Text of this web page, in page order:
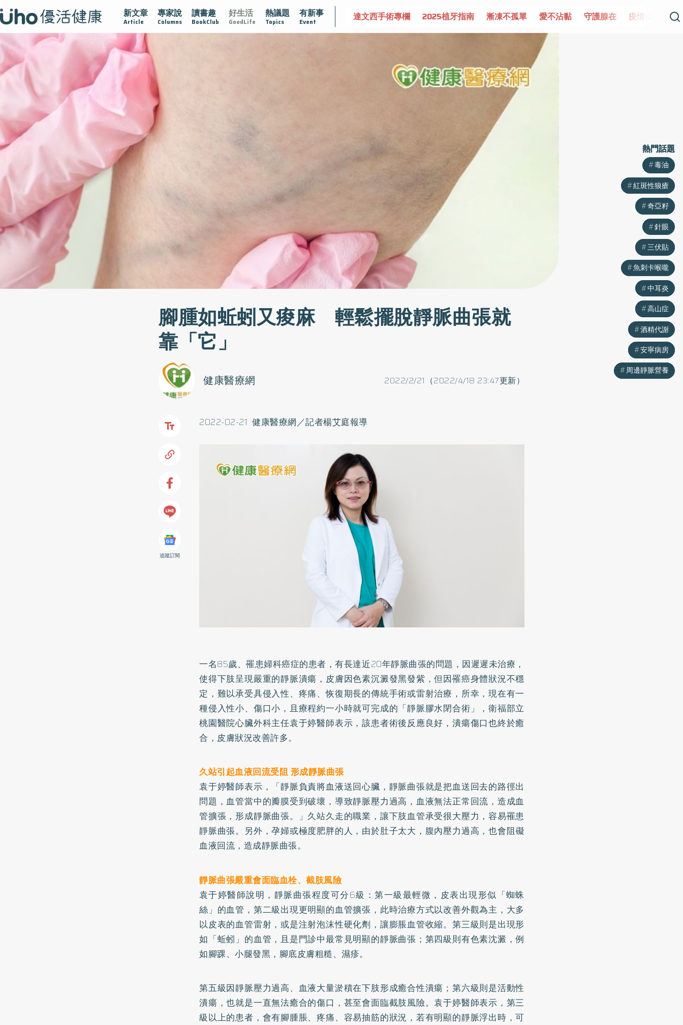
新文章
Article
專家說
Columns
讀書趣
BookClub
好生活
GoodLife
熱議題
Topics
有新事
Event
疫情保衛戰 再生醫學 愛的未來視 認識攝護腺肥大 守護骨骼健康 達文西手術專欄 2025植牙指南 漸凍不孤單 愛不沾黏 守護腺在 疫情保衛戰 再生醫學
腳腫如蚯蚓又痠麻 輕鬆擺脫靜脈曲張就
靠「它」
2022/2/21（2022/4/18 23:47更新）
健康醫療網
追蹤訂閱
2022-02-21 健康醫療網／記者楊艾庭報導
一名85歲、罹患婦科癌症的患者，有長達近20年靜脈曲張的問題，因遲遲未治療，
使得下肢呈現嚴重的靜脈潰瘍，皮膚因色素沉澱發黑發紫，但因罹癌身體狀況不穩
定，難以承受具侵入性、疼痛、恢復期長的傳統手術或雷射治療，所幸，現在有一
種侵入性小、傷口小，且療程約一小時就可完成的「靜脈膠水閉合術」，衛福部立
桃園醫院心臟外科主任袁于婷醫師表示，該患者術後反應良好，潰瘍傷口也終於癒
合，皮膚狀況改善許多。
久站引起血液回流受阻 形成靜脈曲張
袁于婷醫師表示，「靜脈負責將血液送回心臟，靜脈曲張就是把血送回去的路徑出
問題，血管當中的瓣膜受到破壞，導致靜脈壓力過高，血液無法正常回流，造成血
管擴張，形成靜脈曲張。」久站久走的職業，讓下肢血管承受很大壓力，容易罹患
靜脈曲張。另外，孕婦或極度肥胖的人，由於肚子太大，腹內壓力過高，也會阻礙
血液回流，造成靜脈曲張。
靜脈曲張嚴重會面臨血栓、截肢風險
袁于婷醫師說明，靜脈曲張程度可分6級：第一級最輕微，皮表出現形似「蜘蛛
絲」的血管，第二級出現更明顯的血管擴張，此時治療方式以改善外觀為主，大多
以皮表的血管雷射，或是注射泡沫性硬化劑，讓膨脹血管收縮。第三級則是出現形
如「蚯蚓」的血管，且是門診中最常見明顯的靜脈曲張；第四級則有色素沈澱，例
如腳踝、小腿發黑，腳底皮膚粗糙、濕疹。
第五級因靜脈壓力過高、血液大量淤積在下肢形成癒合性潰瘍；第六級則是活動性
潰瘍，也就是一直無法癒合的傷口，甚至會面臨截肢風險。袁于婷醫師表示，第三
級以上的患者，會有腳腫脹、疼痛、容易抽筋的狀況，若有明顯的靜脈浮出時，可
熱門話題
毒油
紅斑性狼瘡
奇亞籽
針眼
三伏貼
魚刺卡喉嚨
中耳炎
高山症
酒精代謝
安寧病房
周邊靜脈營養
熱門話題
毒油
紅斑性狼瘡
奇亞籽
針眼
三伏貼
魚刺卡喉嚨
中耳炎
高山症
酒精代謝
安寧病房
周邊靜脈營養